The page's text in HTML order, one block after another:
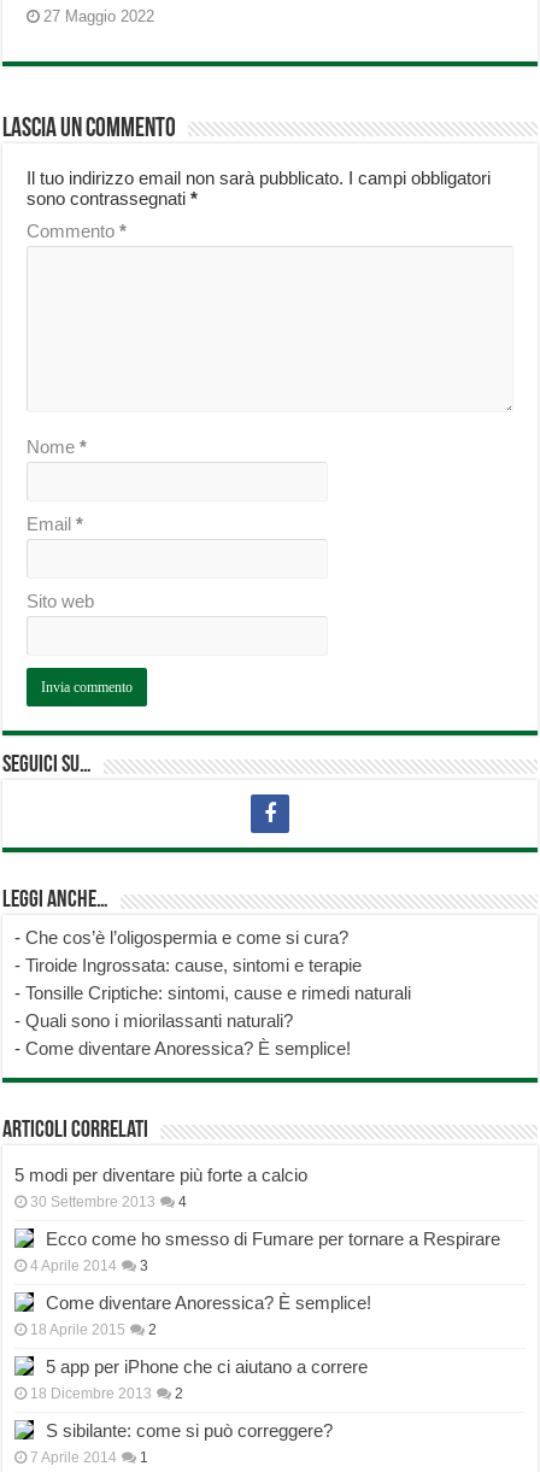
27 Maggio 2022
Lascia un commento
Il tuo indirizzo email non sarà pubblicato. I campi obbligatori
sono contrassegnati*
Commento*
Nome*
Email*
Sito web
Seguici su…
Leggi anche…
-Che cos’è l’oligospermia e come si cura?
-Tiroide Ingrossata: cause, sintomi e terapie
-Tonsille Criptiche: sintomi, cause e rimedi naturali
-Quali sono i miorilassanti naturali?
-Come diventare Anoressica? È semplice!
Articoli correlati
5 modi per diventare più forte a calcio
30 Settembre 2013 4
Ecco come ho smesso di Fumare per tornare a Respirare
4 Aprile 2014 3
Come diventare Anoressica? È semplice!
18 Aprile 2015 2
5 app per iPhone che ci aiutano a correre
18 Dicembre 2013 2
S sibilante: come si può correggere?
7 Aprile 2014 1